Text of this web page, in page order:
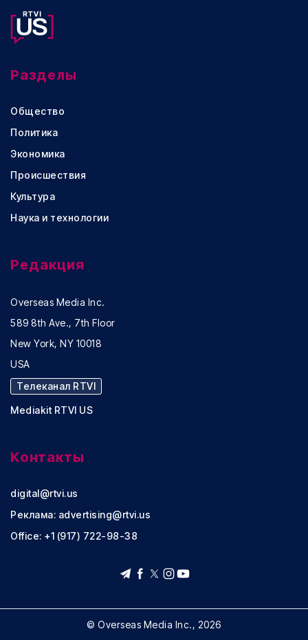
Разделы
Общество
Политика
Экономика
Происшествия
Культура
Наука и технологии
Редакция
Overseas Media Inc.
589 8th Ave., 7th Floor
New York, NY 10018
USA
Телеканал RTVI
Mediakit RTVI US
Контакты
digital@rtvi.us
Реклама: advertising@rtvi.us
Office: +1 (917) 722-98-38
© Overseas Media Inc., 2026